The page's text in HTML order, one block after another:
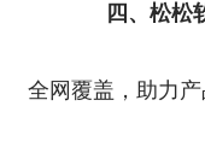
四、松松
全网覆盖，助力